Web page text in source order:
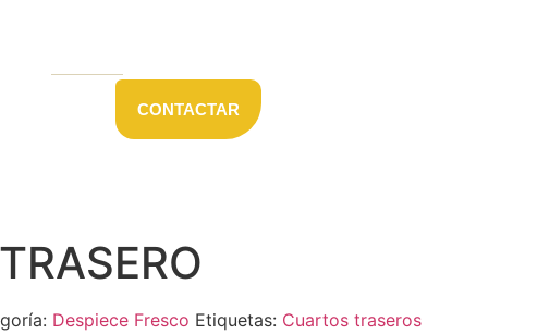
CONTACTAR
Despiece Fresco Etiquetas: Cuartos traseros